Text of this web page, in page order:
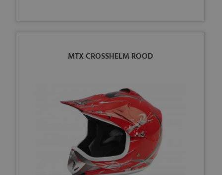
MTX CROSSHELM ROOD